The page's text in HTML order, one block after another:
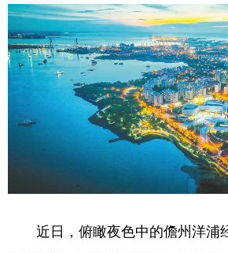
近日，俯瞰夜色中的儋州洋浦